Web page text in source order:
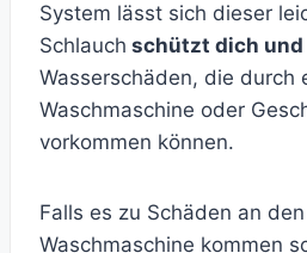
System lässt sich dieser
Schlauch schützt dich und
Wasserschäden, die durch
Waschmaschine oder
vorkommen können.
Falls es zu Schäden an
Waschmaschine kommen